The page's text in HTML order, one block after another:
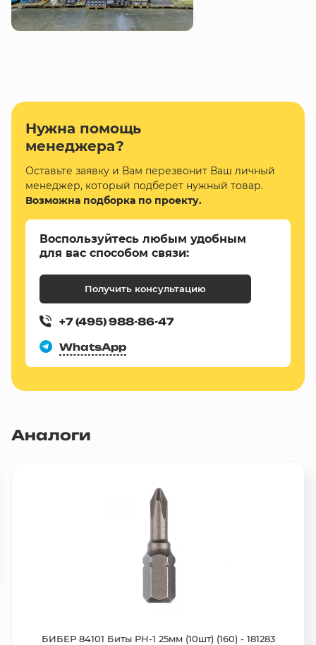
Нужна помощь
менеджера?
Оставьте заявку и Вам перезвонит Ваш личный
менеджер, который подберет нужный товар.
Возможна подборка по проекту.
Воспользуйтесь любым удобным
для вас способом связи:
Получить консультацию
+7 (495) 988-86-47
WhatsApp
Аналоги
БИБЕР 84101 Биты PH-1 25мм (10шт) (160) - 181283